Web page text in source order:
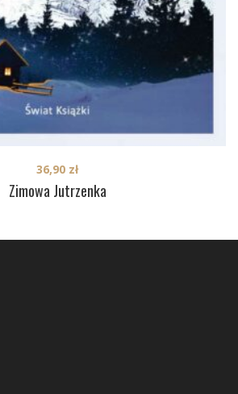
Zimowa Jutrzenka
36,90 zł